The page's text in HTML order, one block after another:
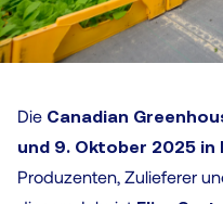
Die Canadian
und 9. Oktober 2025 in
Produzenten, Zulieferer